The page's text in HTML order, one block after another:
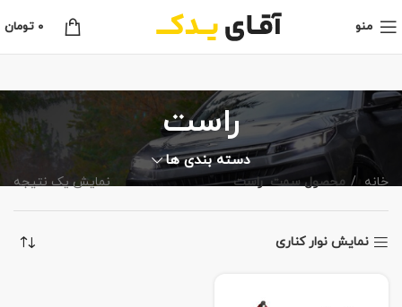
منو 0 تومان
راست
دسته بندی ها
خانه محصول سمت راست نمایش یک نتیجه
نمایش نوار کناری